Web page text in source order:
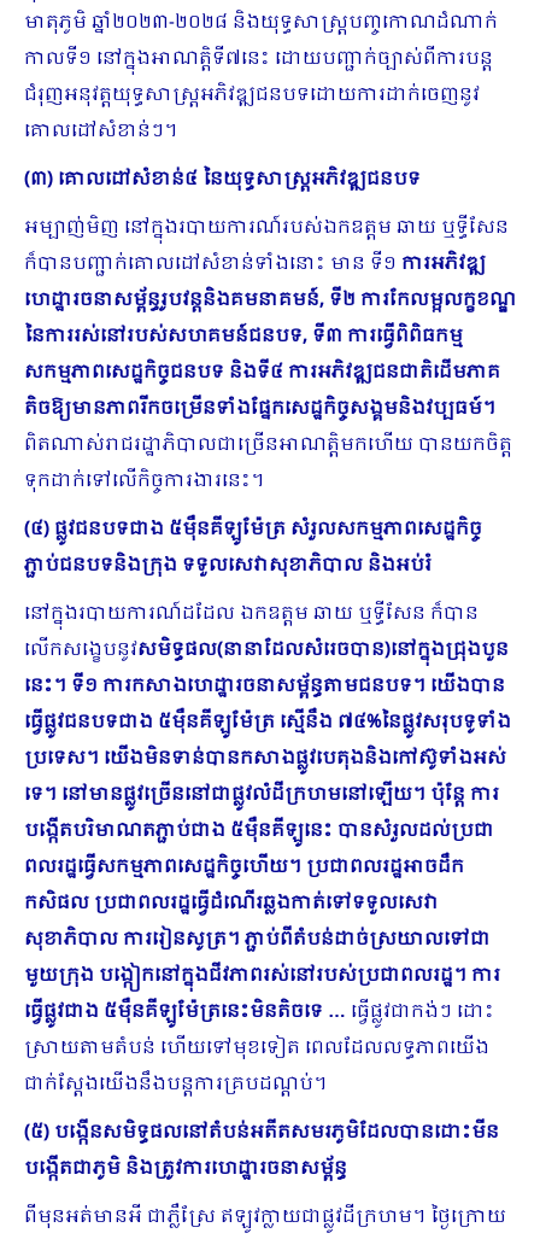
មាតុភូមិ ឆ្នាំ២០២៣-២០២៨ និងយុទ្ធសាស្ត្របញ្ចកោណដំណាក់
កាលទី១ នៅក្នុងអាណត្តិទី៧នេះ ដោយបញ្ជាក់ច្បាស់ពីការបន្ត
ជំរុញអនុវត្តយុទ្ធសាស្ត្រអភិវឌ្ឍជនបទដោយការដាក់ចេញនូវ
គោលដៅសំខាន់ៗ។
(៣) គោលដៅសំខាន់៤ នៃយុទ្ធសាស្ត្រអភិវឌ្ឍជនបទ
អម្បាញ់មិញ នៅក្នុងរបាយការណ៍របស់ឯកឧត្តម ឆាយ ឬទ្ធីសែន
ក៏បានបញ្ជាក់គោលដៅសំខាន់ទាំងនោះ មាន ទី១ ការអភិវឌ្ឍ
ហេដ្ឋារចនាសម្ព័ន្ធរូបវន្តនិងគមនាគមន៍, ទី២ ការកែលម្អលក្ខខណ្ឌ
នៃការរស់នៅរបស់សហគមន៍ជនបទ, ទី៣ ការធ្វើពិពិធកម្ម
សកម្មភាពសេដ្ឋកិច្ចជនបទ និងទី៤ ការអភិវឌ្ឍជនជាតិដើមភាគ
តិចឱ្យមានភាពរីកចម្រើនទាំងផ្នែកសេដ្ឋកិច្ចសង្គមនិងវប្បធម៍។
ពិតណាស់រាជរដ្ឋាភិបាលជាច្រើនអាណត្តិមកហើយ បានយកចិត្ត
ទុកដាក់ទៅលើកិច្ចការងារនេះ។
(៤) ផ្លូវជនបទជាង ៥ម៉ឺនគីឡូម៉ែត្រ សំរួលសកម្មភាពសេដ្ឋកិច្ច
ភ្ជាប់ជនបទនិងក្រុង ទទួលសេវាសុខាភិបាល និងអប់រំ
នៅក្នុងរបាយការណ៍ដដែល ឯកឧត្តម ឆាយ ឬទ្ធីសែន ក៏បាន
លើកសង្ខេបនូវសមិទ្ធផល(នានាដែលសំរេចបាន)នៅក្នុងជ្រុងបួន
នេះ។ ទី១ ការកសាងហេដ្ឋារចនាសម្ព័ន្ធតាមជនបទ។ យើងបាន
ធ្វើផ្លូវជនបទជាង ៥ម៉ឺនគីឡូ​ម៉ែត្រ ស្មើនឹង ៧៤%នៃផ្លូវសរុបទូទាំង
ប្រទេស។ យើងមិនទាន់បានកសាងផ្លូវបេតុងនិងកៅស៊ូទាំងអស់
ទេ។ នៅមានផ្លូវច្រើននៅជាផ្លូវលំដីក្រហមនៅឡើយ។ ប៉ុន្តែ ការ
បង្កើតបរិមាណតភ្ជាប់ជាង ៥ម៉ឺនគីឡូនេះ បានសំរួលដល់ប្រជា
ពលរដ្ឋធ្វើសកម្មភាពសេដ្ឋកិច្ចហើយ។ ប្រជាពលរដ្ឋអាចដឹក
កសិផល ប្រជាពលរដ្ឋធ្វើដំណើរឆ្លងកាត់ទៅទទួលសេវា
សុខាភិបាល ការរៀនសូត្រ។ ភ្ជាប់ពីតំបន់ដាច់ស្រយាលទៅជា
មួយក្រុង បង្កៀកនៅក្នុងជីវភាពរស់នៅរបស់ប្រជាពលរដ្ឋ។ ការ
ធ្វើផ្លូវជាង ៥ម៉ឺនគីឡូម៉ែត្រនេះមិនតិចទេ … ធ្វើផ្លូវជាកង់ៗ ដោះ
ស្រាយតាមតំ​បន់ ហើយទៅមុខទៀត ពេលដែលលទ្ធភាពយើង
ជាក់ស្ដែងយើងនឹងបន្តការគ្របដណ្ដប់។
(៥)បង្កើនសមិទ្ធផលនៅតំបន់អតីតសមរភូមិដែលបានដោះមីន
បង្កើតជាភូមិ និងត្រូវការហេដ្ឋារចនាសម្ព័ន្ធ
ពីមុនអត់មានអី ជាភ្លឺស្រែ ឥឡូវក្លាយជាផ្លូវដីក្រហម។ ថ្ងៃក្រោយ